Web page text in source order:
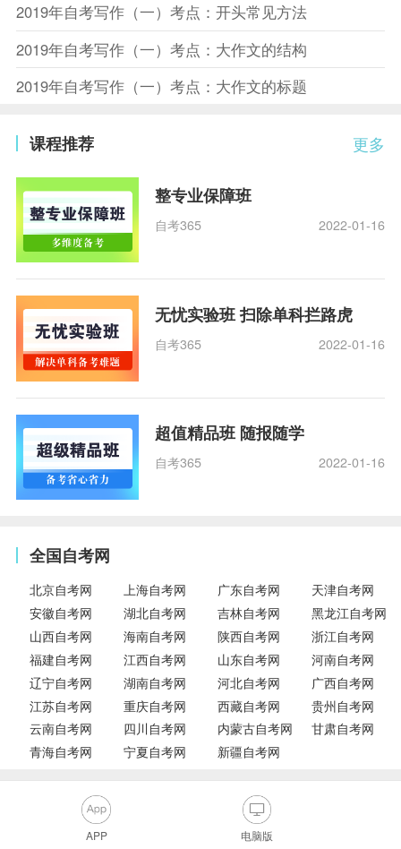
2019年自考写作（一）考点：开头常见方法
2019年自考写作（一）考点：大作文的结构
2019年自考写作（一）考点：大作文的标题
更多
课程推荐
整专业保障班
自考365 2022-01-16
无忧实验班 扫除单科拦路虎
自考365 2022-01-16
超值精品班 随报随学
自考365 2022-01-16
全国自考网
北京自考网 上海自考网 广东自考网
天津自考网
安徽自考网
湖北自考网 吉林自考网
黑龙江自考网
山西自考网
海南自考网 陕西自考网
浙江自考网
福建自考网
江西自考网 山东自考网
河南自考网
辽宁自考网
湖南自考网 河北自考网
广西自考网
江苏自考网
重庆自考网 西藏自考网
贵州自考网
云南自考网
四川自考网 内蒙古自考网
甘肃自考网
青海自考网
宁夏自考网 新疆自考网
APP 电脑版